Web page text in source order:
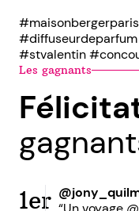
#stvalentin
Les gagnants
1er